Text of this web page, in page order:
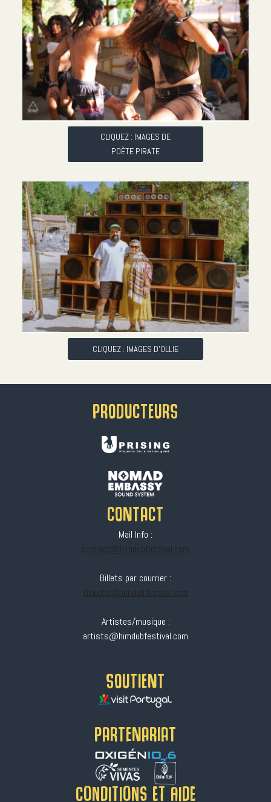
CLIQUEZ : IMAGES DE
POÈTE PIRATE
CLIQUEZ : IMAGES D'OLLIE
PRODUCTEURS
CONTACT
Mail Info :
contact@himdubfestival.com
Billets par courrier :
tickets@himdubfestival.com
Artistes/musique :
artists@himdubfestival.com
SOUTIENT
PARTENARIAT
Conditions et aide